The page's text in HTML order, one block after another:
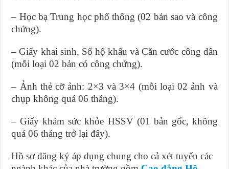
– Học bạ Trung học phổ thông (02 bản sao và công
chứng).
– Giấy khai sinh, Sổ hộ khẩu và Căn cước công dân
(mỗi loại 02 bản có công chứng).
– Ảnh thẻ cỡ ảnh: 2×3 và 3×4 (mỗi loại 02 ảnh và
chụp không quá 06 tháng).
– Giấy khám sức khỏe HSSV (01 bản gốc, không
quá 06 tháng trở lại đây).
Hồ sơ đăng ký áp dụng chung cho cả xét tuyển các